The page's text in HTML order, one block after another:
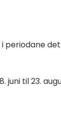
periodane
juni til 23.